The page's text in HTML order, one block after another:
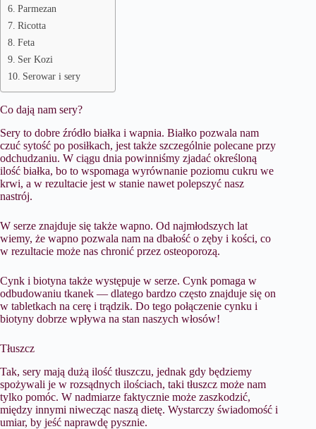
Parmezan
Ricotta
Feta
Ser Kozi
Serowar i sery
Co dają nam sery?
Sery to dobre źródło białka i wapnia. Białko pozwala nam
czuć sytość po posiłkach, jest także szczególnie polecane przy
odchudzaniu. W ciągu dnia powinniśmy zjadać określoną
ilość białka, bo to wspomaga wyrównanie poziomu cukru we
krwi, a w rezultacie jest w stanie nawet polepszyć nasz
nastrój.
W serze znajduje się także wapno. Od najmłodszych lat
wiemy, że wapno pozwala nam na dbałość o zęby i kości, co
w rezultacie może nas chronić przez osteoporozą.
Cynk i biotyna także występuje w serze. Cynk pomaga w
odbudowaniu tkanek — dlatego bardzo często znajduje się on
w tabletkach na cerę i trądzik. Do tego połączenie cynku i
biotyny dobrze wpływa na stan naszych włosów!
Tłuszcz
Tak, sery mają dużą ilość tłuszczu, jednak gdy będziemy
spożywali je w rozsądnych ilościach, taki tłuszcz może nam
tylko pomóc. W nadmiarze faktycznie może zaszkodzić,
między innymi niwecząc naszą dietę. Wystarczy świadomość i
umiar, by jeść naprawdę pysznie.